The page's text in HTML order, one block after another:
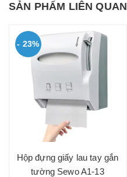
SẢN PHẨM LIÊN QUAN
- 23%
Hộp đựng giấy lau tay gắn
tường Sewo A1-13